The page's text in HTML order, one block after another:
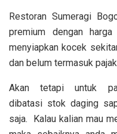
Restoran Sumeragi
premium dengan
menyiapkan kocek
dan belum termasuk
Akan tetapi untuk
dibatasi stok daging
saja. Kalau kalian mau